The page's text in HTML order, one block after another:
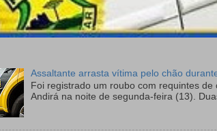
Assaltante arrasta vítima pelo chão
Foi registrado um roubo com requintes
Andirá na noite de segunda-feira (13).